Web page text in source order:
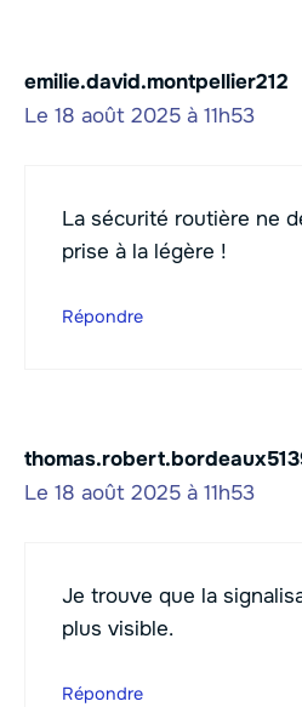
emilie.david.montpellier212
Le 18 août 2025 à 11h53
La sécurité routière ne
prise à la légère !
Répondre
Le 18 août 2025 à 11h53
Je trouve que la
plus visible.
Répondre